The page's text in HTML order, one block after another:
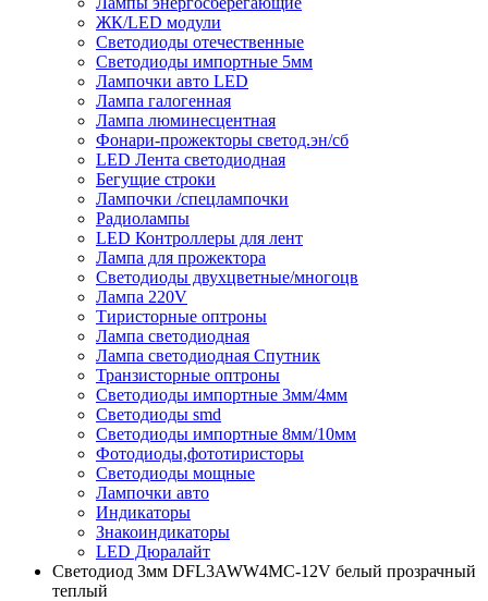
ЖК/LED модули
Светодиоды отечественные
Светодиоды импортные 5мм
Лампочки авто LED
Лампа галогенная
Лампа люминесцентная
Фонари-прожекторы светод.эн/сб
LED Лента светодиодная
Бегущие строки
Лампочки /спецлампочки
Радиолампы
LED Контроллеры для лент
Лампа для прожектора
Светодиоды двухцветные/многоцв
Лампа 220V
Тиристорные оптроны
Лампа светодиодная
Лампа светодиодная Спутник
Транзисторные оптроны
Светодиоды импортные 3мм/4мм
Светодиоды smd
Светодиоды импортные 8мм/10мм
Фотодиоды,фототиристоры
Светодиоды мощные
Лампочки авто
Индикаторы
Знакоиндикаторы
LED Дюралайт
Светодиод 3мм DFL3AWW4MC-12V белый прозрачный
теплый